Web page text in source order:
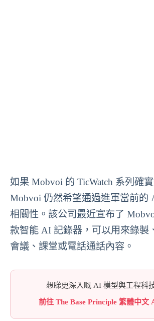
如果 Mobvoi 的 TicWatch 系列確
Mobvoi 仍然希望通過進軍當前的
相關性。該公司最近宣布了
款智能 AI 記錄器，可以用來錄製
會議、課堂或電話通話內容。
想睇更深入嘅 AI 模型與工程科
前往 The Base Principle 繁體中文